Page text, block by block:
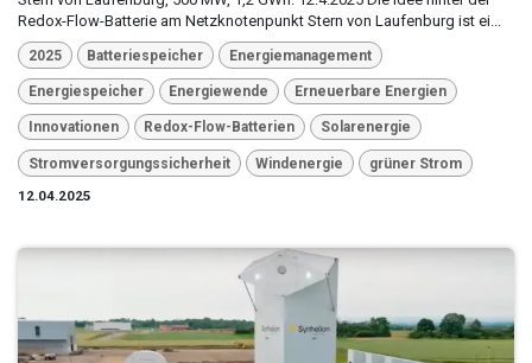
Redox-Flow-Batterie am Netzknotenpunkt Stern von Laufenburg ist ei...
2025 Batteriespeicher Energiemanagement
Energiespeicher Energiewende Erneuerbare Energien
Innovationen Redox-Flow-Batterien Solarenergie
Stromversorgungssicherheit Windenergie
grüner Strom
12.04.2025